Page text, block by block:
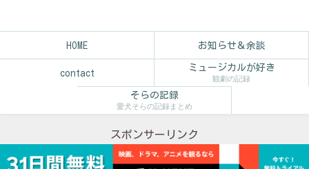
HOME お知らせ＆余談
contact
ミュージカルが好き
観劇の記録
そらの記録
愛犬そらの記録まとめ
スポンサーリンク